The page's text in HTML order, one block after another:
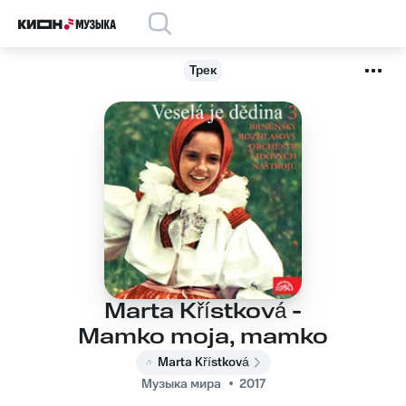
Трек
Marta Křístková -
Mamko moja, mamko
Marta Křístková
Музыка мира
2017